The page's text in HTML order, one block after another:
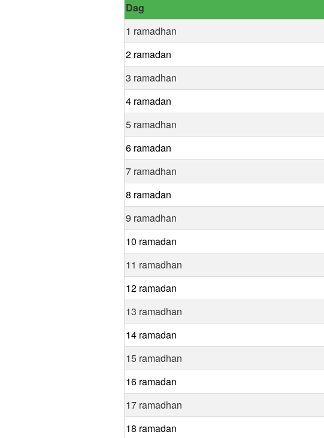
Dag
1 ramadhan
2 ramadan
3 ramadhan
4 ramadan
5 ramadhan
6 ramadan
7 ramadhan
8 ramadan
9 ramadhan
10 ramadan
11 ramadhan
12 ramadan
13 ramadhan
14 ramadan
15 ramadhan
16 ramadan
17 ramadhan
18 ramadan